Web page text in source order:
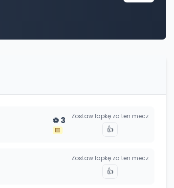
⚽ 3
🟨
Zostaw łapkę za ten mecz
👍
Zostaw łapkę za ten mecz
👍